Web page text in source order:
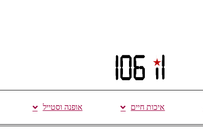
איכות חיים אופנה וסטייל